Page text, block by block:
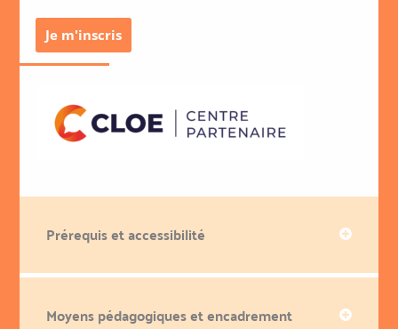
Je m'inscris
Prérequis et accessibilité
Moyens pédagogiques et encadrement